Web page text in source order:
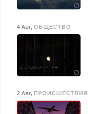
4 Авг, ОБЩЕСТВО
2 Авг, ПРОИСШЕСТВИЯ